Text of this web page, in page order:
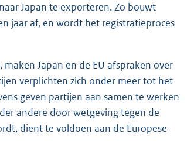
Japan te exporteren. Zo bouwt
jaar af, en wordt het registratieproces
Japan en de EU afspraken over
verplichten zich onder meer tot het
geven partijen aan samen te werken
andere door wetgeving tegen de
dient te voldoen aan de Europese